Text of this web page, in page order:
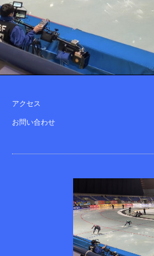
アクセス
お問い合わせ